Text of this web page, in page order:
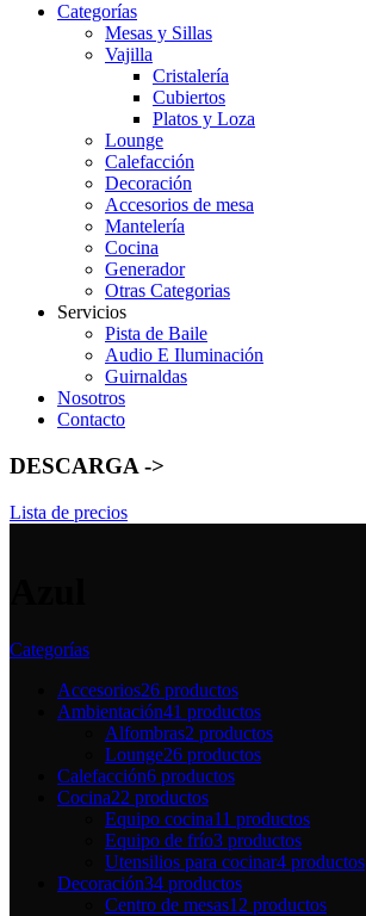
Categorías
Mesas y Sillas
Vajilla
Cristalería
Cubiertos
Platos y Loza
Lounge
Calefacción
Decoración
Accesorios de mesa
Mantelería
Cocina
Generador
Otras Categorias
Servicios
Pista de Baile
Audio E Iluminación
Guirnaldas
Nosotros
Contacto
DESCARGA ->
Lista de precios
Categorías
Accesorios26 productos
Ambientación41 productos
Alfombras2 productos
Lounge26 productos
Calefacción6 productos
Cocina22 productos
Equipo cocina11 productos
Equipo de frío3 productos
Utensilios para cocinar4 productos
Decoración34 productos
Centro de mesas12 productos